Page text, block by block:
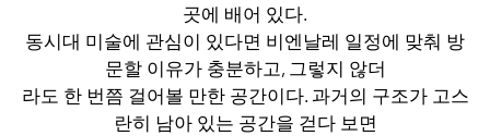
곳에 배어 있다.
동시대 미술에 관심이 있다면 비엔날레 일정에 맞춰 방
문할 이유가 충분하고, 그렇지 않더
라도 한 번쯤 걸어볼 만한 공간이다. 과거의 구조가 고스
란히 남아 있는 공간을 걷다 보면